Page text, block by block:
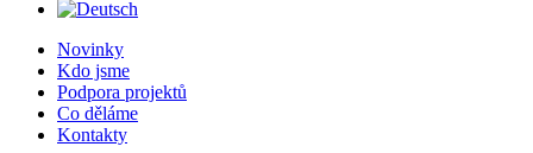
Novinky
Kdo jsme
Podpora projektů
Co děláme
Kontakty